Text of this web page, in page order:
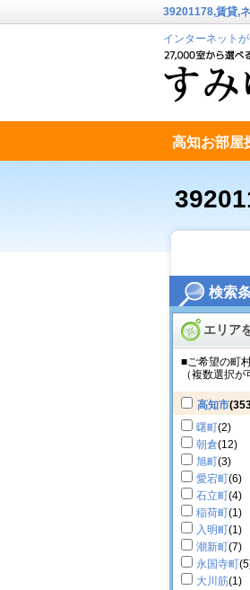
検索
エリア
■ご希望の町
（複数選択が
高知市
曙町(2)
朝倉(12)
旭町(3)
愛宕町(6)
石立町(4)
稲荷町(1)
入明町(1)
潮新町(7)
永国寺町
大川筋(1)
39201178,賃貸,
インターネット
高知お部屋